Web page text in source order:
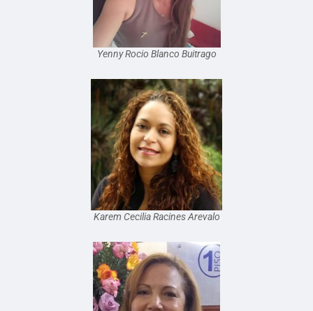
Yenny Rocio Blanco Buitrago
Karem Cecilia Racines Arevalo